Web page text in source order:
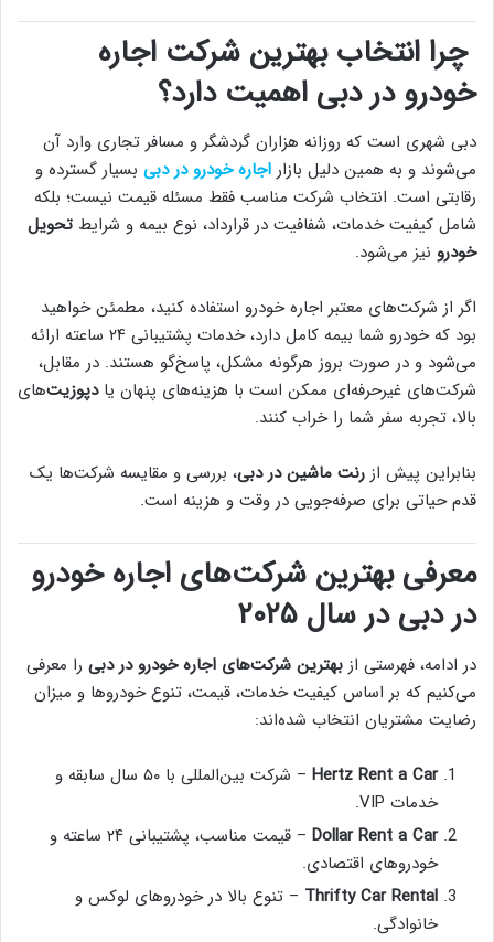
چرا انتخاب بهترین شرکت اجاره
خودرو در دبی اهمیت دارد؟
دبی شهری است که روزانه هزاران گردشگر و مسافر تجاری وارد آن
می‌شوند و به همین دلیل بازار اجاره خودرو در دبی بسیار گسترده و
رقابتی است. انتخاب شرکت مناسب فقط مسئله قیمت نیست؛ بلکه
شامل کیفیت خدمات، شفافیت در قرارداد، نوع بیمه و شرایط تحویل
خودرو نیز می‌شود.
اگر از شرکت‌های معتبر اجاره خودرو استفاده کنید، مطمئن خواهید
بود که خودرو شما بیمه کامل دارد، خدمات پشتیبانی ۲۴ ساعته ارائه
می‌شود و در صورت بروز هرگونه مشکل، پاسخ‌گو هستند. در مقابل،
شرکت‌های غیرحرفه‌ای ممکن است با هزینه‌های پنهان یادپوزیت‌های
بالا، تجربه سفر شما را خراب کنند.
بنابراین پیش از رنت ماشین در دبی، بررسی و مقایسه شرکت‌ها یک
قدم حیاتی برای صرفه‌جویی در وقت و هزینه است.
معرفی بهترین شرکت‌های اجاره خودرو
در دبی در سال ۲۰۲۵
در ادامه، فهرستی از بهترین شرکت‌های اجاره خودرو در دبی را معرفی
می‌کنیم که بر اساس کیفیت خدمات، قیمت، تنوع خودروها و میزان
رضایت مشتریان انتخاب شده‌اند:
Hertz Rent a Car
– شرکت بین‌المللی با ۵۰ سال سابقه و
خدمات VIP.
Dollar Rent a Car
– قیمت مناسب، پشتیبانی ۲۴ ساعته و
خودروهای اقتصادی.
Thrifty Car Rental – تنوع بالا در خودروهای لوکس و
خانوادگی.